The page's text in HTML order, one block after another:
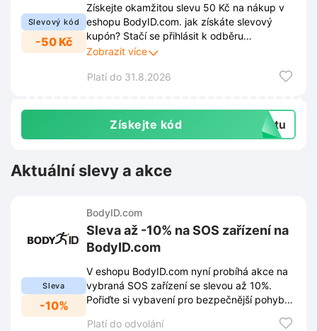
Slevový kód
-50 Kč
Získejte okamžitou slevu 50 Kč na nákup v
eshopu BodyID.com. jak získáte slevový
kupón? Stačí se přihlásit k odběru
newsletteru ve spodní části webové stránky.
trendech, nových produktech a exkluzivních
Zobrazit více
Platí do 31.8.2026
Získejte kód extu
Aktuální slevy a akce
Sleva
-10%
BodyID.com
Sleva až -10% na SOS zařízení na
BodyID.com
V eshopu BodyID.com nyní probíhá akce na
vybraná SOS zařízení se slevou až 10%.
Pořiďte si vybavení pro bezpečnější pohyb
Platí do odvolání